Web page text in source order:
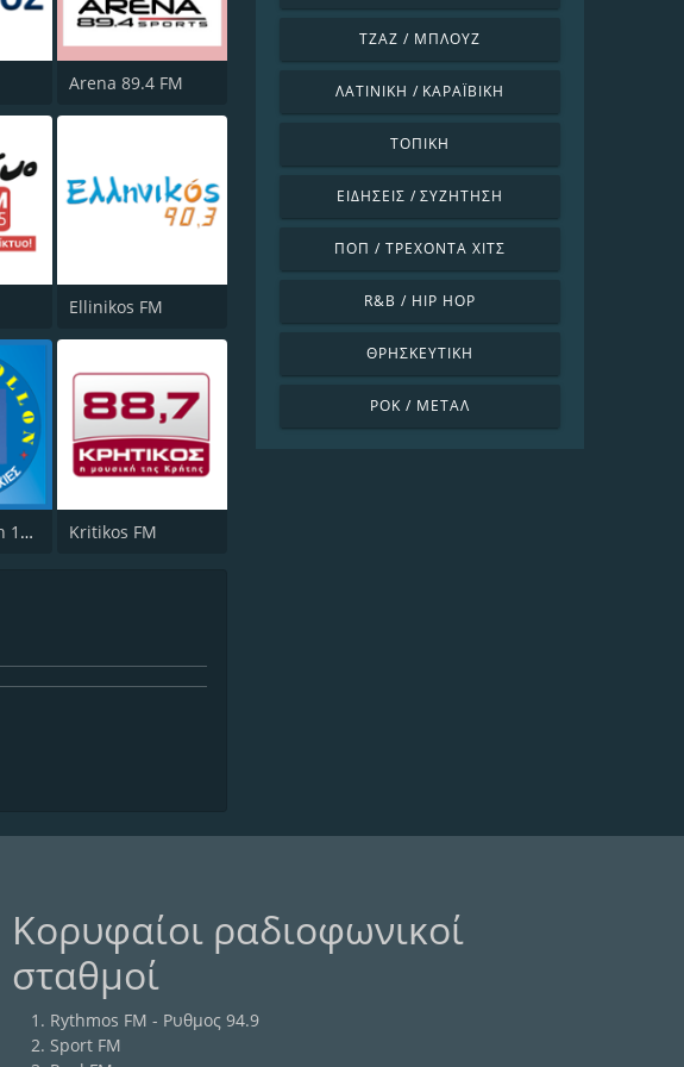
Arena 89.4 FM
Ellinikos FM
Radio Apollon 1242 Kritikos FM
ΤΖΑΖ / ΜΠΛΟΥΖ
ΛΑΤΙΝΙΚΉ / ΚΑΡΑΪΒΙΚΉ
ΤΟΠΙΚΉ
ΕΙΔΉΣΕΙΣ / ΣΥΖΉΤΗΣΗ
ΠΟΠ / ΤΡΈΧΟΝΤΑ ΧΙΤΣ
R&B / HIP HOP
ΘΡΗΣΚΕΥΤΙΚΉ
ΡΟΚ / ΜΈΤΑΛ
Κορυφαίοι ραδιοφωνικοί
σταθμοί
Rythmos FM - Ρυθμος 94.9
Sport FM